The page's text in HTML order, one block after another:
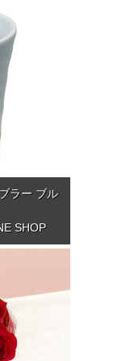
ラー ブル
SHOP